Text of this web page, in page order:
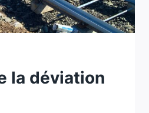
la déviation